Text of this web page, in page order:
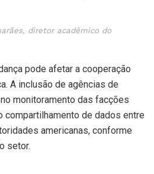
diretor acadêmico do
pode afetar a cooperação
A inclusão de agências de
monitoramento das facções
compartilhamento de dados entre
americanas, conforme
setor.